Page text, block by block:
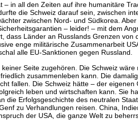
in all den Zeiten auf ihre humanitäre
die Schweiz darauf sein, zwischen
zwischen Nord- und Südkorea.
– leider! – mit dem
Länder an Russlands Grenzen
enge militärische Zusammenarbeit
alle EU-Sanktionen gegen Russland.
Seite zugehören. Die Schweiz
zusammenleben kann. Die
fallen. Die Schweiz hätte – der
leben und wirtschaften kann. Sie
Erfolgsgeschichte des neutralen
zu Verhandlungen reisen. China,
der USA, die ganze Welt zu